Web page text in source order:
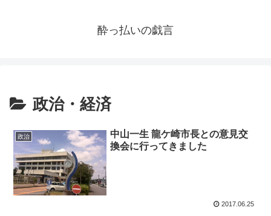
酔っ払いの戯言
政治・経済
政治
中山一生 龍ケ崎市長との意見交
換会に行ってきました
2017.06.25